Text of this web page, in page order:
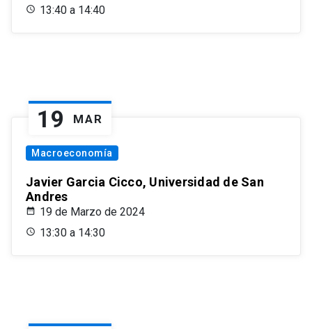
13:40 a 14:40
19 MAR
Macroeconomía
Javier Garcia Cicco, Universidad de San
Andres
19 de Marzo de 2024
13:30 a 14:30